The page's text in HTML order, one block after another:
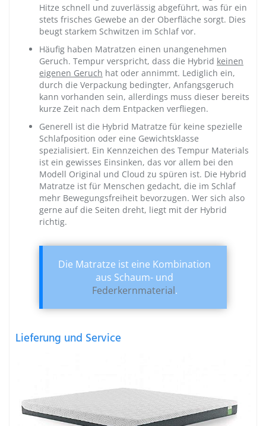
Hitze schnell und zuverlässig abgeführt, was für ein
stets frisches Gewebe an der Oberfläche sorgt. Dies
beugt starkem Schwitzen im Schlaf vor.
Häufig haben Matratzen einen unangenehmen
Geruch. Tempur verspricht, dass die Hybrid keinen
eigenen Geruch hat oder annimmt. Lediglich ein,
durch die Verpackung bedingter, Anfangsgeruch
kann vorhanden sein, allerdings muss dieser bereits
kurze Zeit nach dem Entpacken verfliegen.
Generell ist die Hybrid Matratze für keine spezielle
Schlafposition oder eine Gewichtsklasse
spezialisiert. Ein Kennzeichen des Tempur Materials
ist ein gewisses Einsinken, das vor allem bei den
Modell Original und Cloud zu spüren ist. Die Hybrid
Matratze ist für Menschen gedacht, die im Schlaf
mehr Bewegungsfreiheit bevorzugen. Wer sich also
gerne auf die Seiten dreht, liegt mit der Hybrid
richtig.
Die Matratze ist eine Kombination
aus Schaum- und
Federkernmaterial.
Lieferung und Service